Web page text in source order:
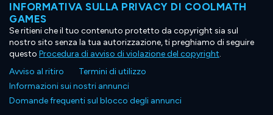
INFORMATIVA SULLA PRIVACY DI COOLMATH
GAMES
Se ritieni che il tuo contenuto protetto da copyright sia sul
nostro sito senza la tua autorizzazione, ti preghiamo di seguire
questo Procedura di avviso di violazione del copyright.
Avviso al ritiro
Termini di utilizzo
Informazioni sui nostri annunci
Domande frequenti sul blocco degli annunci